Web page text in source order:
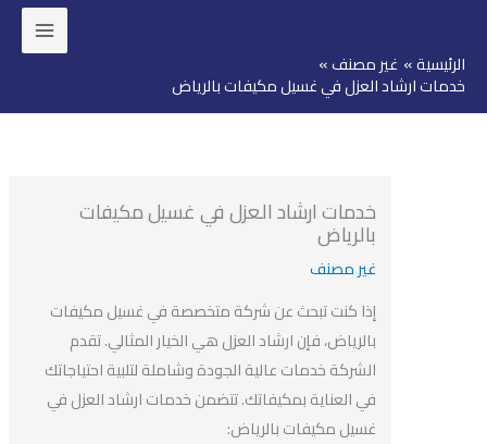
غير مصنف
ارشاد العزل في غسيل مكيفات بالرياض
خدمات ارشاد العزل في غسيل مكيفات
بالرياض
غير مصنف
إذا كنت تبحث عن شركة متخصصة في غسيل مكيفات
بالرياض، فإن ارشاد العزل هي الخيار المثالي. تقدم
الشركة خدمات عالية الجودة وشاملة لتلبية احتياجاتك
في العناية بمكيفاتك. تتضمن خدمات ارشاد العزل في
غسيل مكيفات بالرياض: